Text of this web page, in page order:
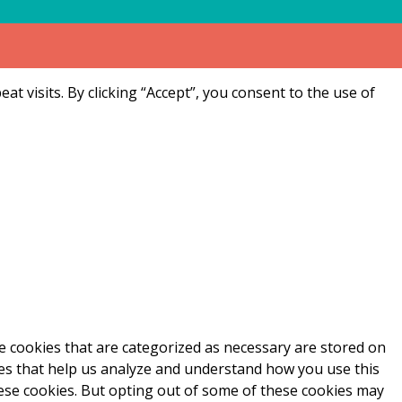
visits. By clicking “Accept”, you consent to the use of
that are categorized as necessary are stored on
that help us analyze and understand how you use this
cookies. But opting out of some of these cookies may